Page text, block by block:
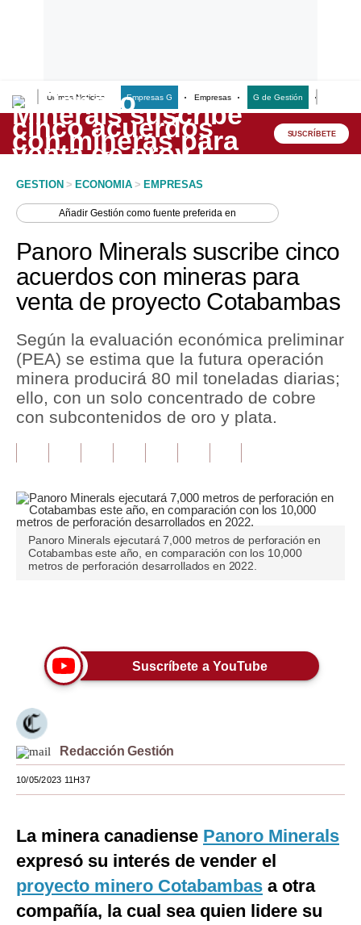
Últimas Noticias Empresas G Empresas G de Gestión
Lo último
Peru Quiosco
Economía
Mercados
Política
Tu Dinero
Finanzas Personales
Opinión
Editorial
Tendencias
Lujo
Viajes
Moda
Estilos
EEUU
España
SUSCRÍBETE
GESTION > ECONOMIA > EMPRESAS
AñadirGestión como fuente preferida en
Panoro Minerals suscribe cinco
acuerdos con mineras para
venta de proyecto Cotabambas
Según la evaluación económica preliminar
(PEA) se estima que la futura operación
minera producirá 80 mil toneladas diarias;
ello, con un solo concentrado de cobre
con subcontenidos de oro y plata.
Panoro Minerals ejecutará 7,000 metros de perforación en
Cotabambas este año, en comparación con los 10,000
metros de perforación desarrollados en 2022.
Suscríbete a YouTube
Redacción Gestión
10/05/2023 11H37
La minera canadiense Panoro Minerals
expresó su interés de vender el
proyecto minero Cotabambas a otra
compañía, la cual sea quien lidere su